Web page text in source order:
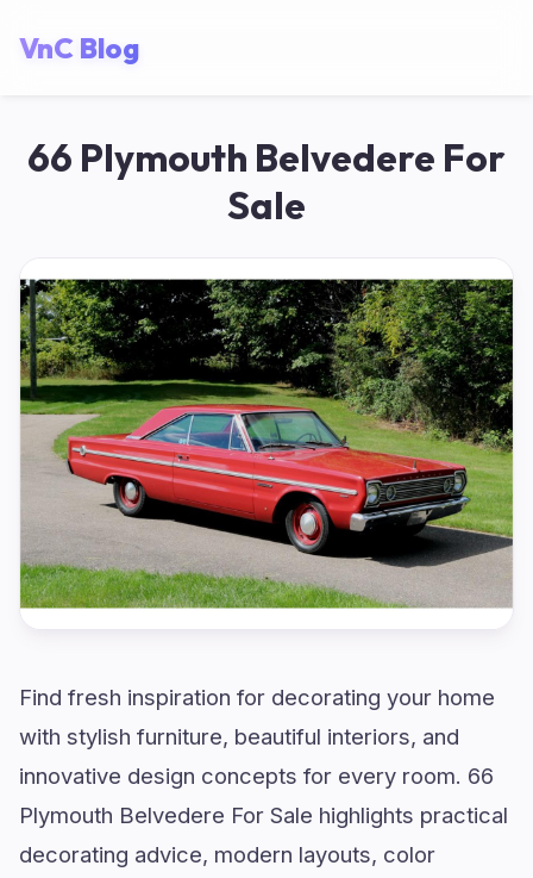
VnC Blog
66 Plymouth Belvedere For
Sale
Find fresh inspiration for decorating your home
with stylish furniture, beautiful interiors, and
innovative design concepts for every room. 66
Plymouth Belvedere For Sale highlights practical
decorating advice, modern layouts, color